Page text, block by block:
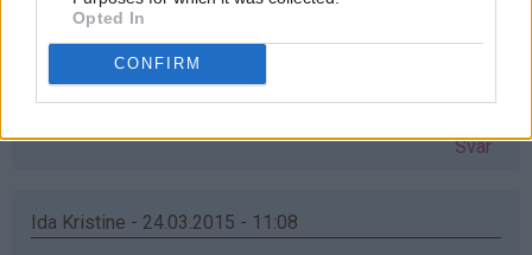
Opted In
CONFIRM
Monika Dale Berland - 24.03.2015 - 11:08
Har verdens snilleste mamma, som ønsker seg akkurat
dette jernet. Skal gi det til henne om jeg vinner
Svar
Ida Kristine - 24.03.2015 - 11:08